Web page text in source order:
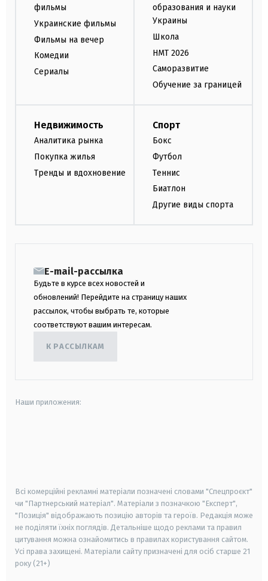
фильмы
Украинские фильмы
Фильмы на вечер
Комедии
Сериалы
образования и науки
Украины
Школа
НМТ 2026
Саморазвитие
Обучение за границей
Недвижимость
Аналитика рынка
Покупка жилья
Тренды и вдохновение
Спорт
Бокс
Футбол
Теннис
Биатлон
Другие виды спорта
E-mail-рассылка
Будьте в курсе всех новостей и
обновлений! Перейдите на страницу наших
рассылок, чтобы выбрать те, которые
соответствуют вашим интересам.
К РАССЫЛКАМ
Наши приложения:
Всі комерційні рекламні матеріали позначені словами "Спецпроєкт"
чи "Партнерський матеріал". Матеріали з позначкою "Експерт",
"Позиція" відображають позицію авторів та героїв. Редакція може
не поділяти їхніх поглядів. Детальніше щодо реклами та правил
цитування можна ознайомитись в правилах користування сайтом.
Усі права захищені. Матеріали сайту призначені для осіб старше 21
року (21+)